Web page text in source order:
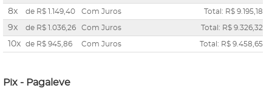
8x de R$ 1.149,40 Com Juros Total: R$ 9.195,18
9x de R$ 1.036,26 Com Juros Total: R$ 9.326,32
10x de R$ 945,86 Com Juros Total: R$ 9.458,65
Pix - Pagaleve